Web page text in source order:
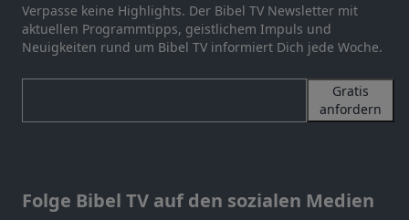
Verpasse keine Highlights. Der Bibel TV Newsletter mit
aktuellen Programmtipps, geistlichem Impuls und
Neuigkeiten rund um Bibel TV informiert Dich jede Woche.
Gratis
anfordern
Folge Bibel TV auf den sozialen Medien